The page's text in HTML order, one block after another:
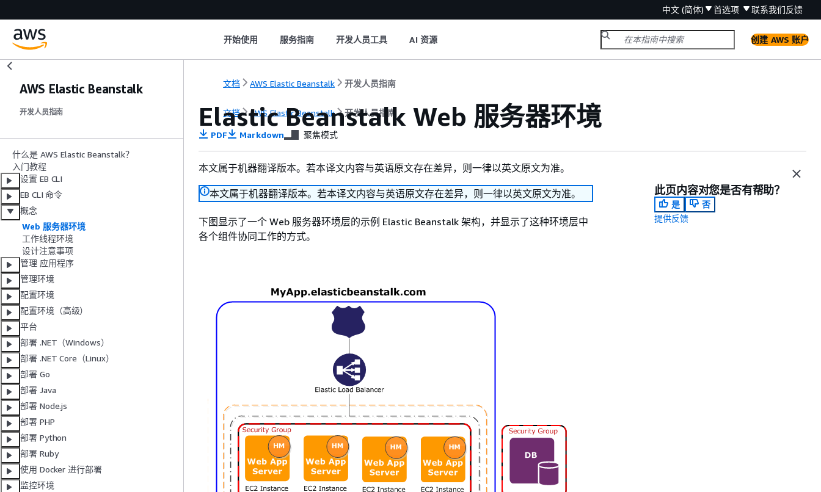
中文 (简体) 首选项 联系我们反馈
开始使用 服务指南 开发人员工具 AI 资源 创建 AWS 账户
AWS Elastic Beanstalk
开发人员指南
什么是 AWS Elastic Beanstalk？
入门教程
设置 EB CLI
EB CLI 命令
概念
Web 服务器环境
工作线程环境
设计注意事项
管理 应用程序
管理环境
配置环境
配置环境（高级）
平台
部署 .NET（Windows）
部署 .NET Core（Linux）
部署 Go
部署 Java
部署 Node.js
部署 PHP
部署 Python
部署 Ruby
使用 Docker 进行部署
监控环境
文档 AWS Elastic Beanstalk 开发人员指南
文档 AWS Elastic Beanstalk 开发人员指南
Elastic Beanstalk Web 服务器环境
PDF Markdown 聚焦模式
本文属于机器翻译版本。若本译文内容与英语原文存在差异，则一律以英文原文为准。
本文属于机器翻译版本。若本译文内容与英语原文存在差异，则一律以英文原文为准。
下图显示了一个 Web 服务器环境层的示例 Elastic Beanstalk 架构，并显示了这种环境层中
各个组件协同工作的方式。
此页内容对您是否有帮助？
是
否
提供反馈